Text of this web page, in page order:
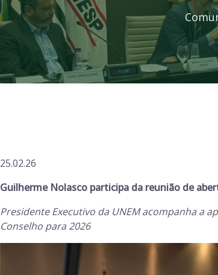
25.02.26
Guilherme Nolasco participa da reunião de
Presidente Executivo da UNEM acompanha a
Conselho para 2026